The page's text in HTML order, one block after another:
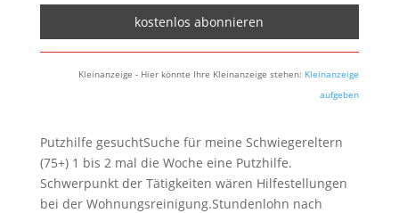
Kleinanzeige - Hier könnte Ihre Kleinanzeige stehen: Kleinanzeige
aufgeben
Putzhilfe gesuchtSuche für meine Schwiegereltern
(75+) 1 bis 2 mal die Woche eine Putzhilfe.
Schwerpunkt der Tätigkeiten wären Hilfestellungen
bei der Wohnungsreinigung.Stundenlohn nach